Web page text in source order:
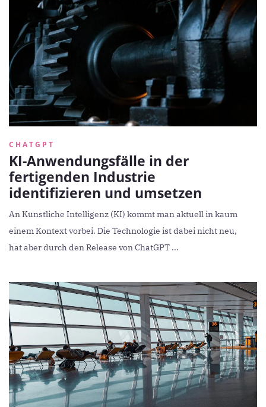
CHATGPT
KI-Anwendungsfälle in der
fertigenden Industrie
identifizieren und umsetzen
An Künstliche Intelligenz (KI) kommt man aktuell in kaum
einem Kontext vorbei. Die Technologie ist dabei nicht neu,
hat aber durch den Release von ChatGPT ...